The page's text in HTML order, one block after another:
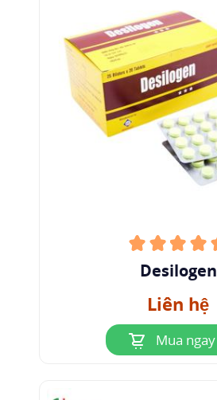
Desilogen
Liên hệ
Mua ngay